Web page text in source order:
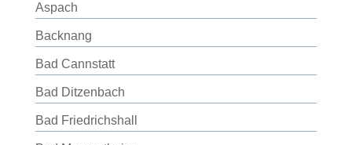
Aspach
Backnang
Bad Cannstatt
Bad Ditzenbach
Bad Friedrichshall